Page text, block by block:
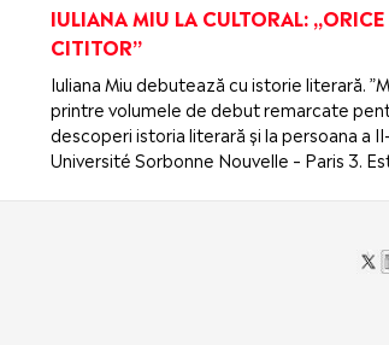
IULIANA MIU LA CULTORAL:
CITITOR”
Iuliana Miu debutează cu istorie literară.
printre volumele de debut remarcate
descoperi istoria literară și la persoana a
Université Sorbonne Nouvelle – Paris 3.